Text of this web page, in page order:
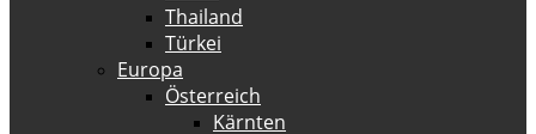
Thailand
Türkei
Europa
Österreich
Kärnten